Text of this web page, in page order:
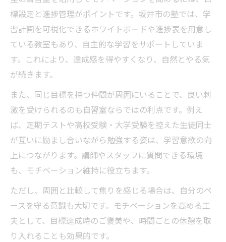
標設定と進捗管理がポイントです。坂井市の塾では、学
習計画を可視化できるホワイトボードや進捗表を用意し
ている教室もあり、自主的な学習をサポートしていま
す。これにより、達成感を得やすくなり、自然とやる気
が続きます。
また、同じ目標を持つ仲間が周囲にいることで、良い刺
激を受けられるのも自習室ならではの利点です。例え
ば、定期テストや高校受験・大学受験を控えた生徒同士
が互いに励まし合いながら勉強する姿は、学習意欲の向
上につながります。講師やスタッフに質問できる環境
も、モチベーション維持に役立ちます。
ただし、周囲と比較して焦りを感じる場合は、自分のペ
ースを守る意識も大切です。モチベーションを高める工
夫として、目標達成時のご褒美や、時間ごとの休憩を取
り入れることも効果的です。